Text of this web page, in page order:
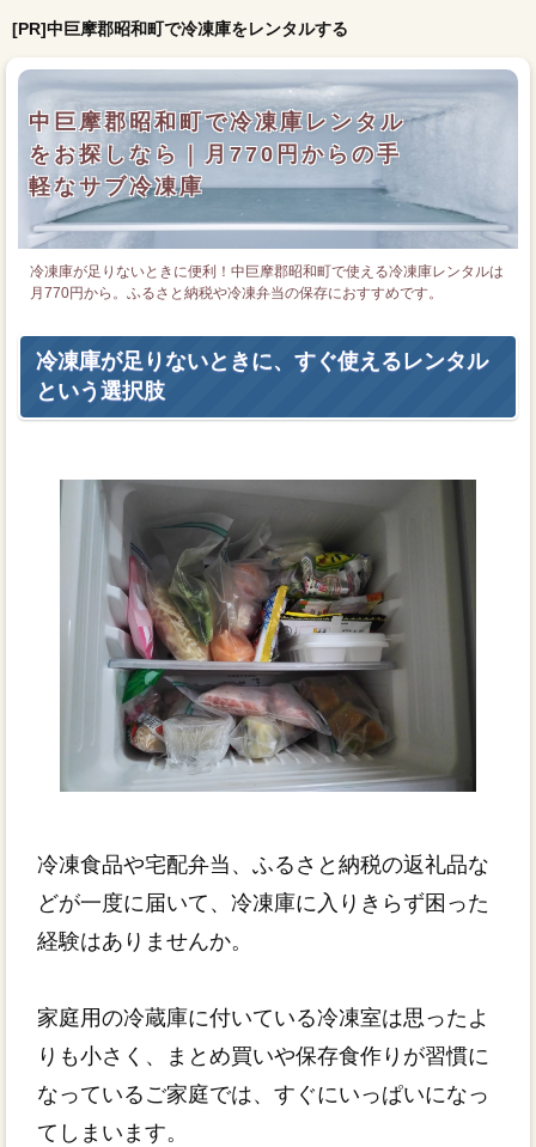
[PR]中巨摩郡昭和町で冷凍庫をレンタルする
中巨摩郡昭和町で冷凍庫レンタル
をお探しなら｜月770円からの手
軽なサブ冷凍庫
冷凍庫が足りないときに便利！中巨摩郡昭和町で使える冷凍庫レンタルは
月770円から。ふるさと納税や冷凍弁当の保存におすすめです。
冷凍庫が足りないときに、すぐ使えるレンタル
という選択肢
冷凍食品や宅配弁当、ふるさと納税の返礼品な
どが一度に届いて、冷凍庫に入りきらず困った
経験はありませんか。
家庭用の冷蔵庫に付いている冷凍室は思ったよ
りも小さく、まとめ買いや保存食作りが習慣に
なっているご家庭では、すぐにいっぱいになっ
てしまいます。